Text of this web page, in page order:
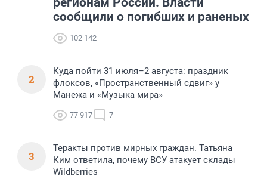
сообщили о погибших и раненых
102 142
2
Куда пойти 31 июля–2 августа: праздник
флоксов, «Пространственный сдвиг» у
Манежа и «Музыка мира»
77 917 7
3
Теракты против мирных граждан. Татьяна
Ким ответила, почему ВСУ атакует склады
Wildberries